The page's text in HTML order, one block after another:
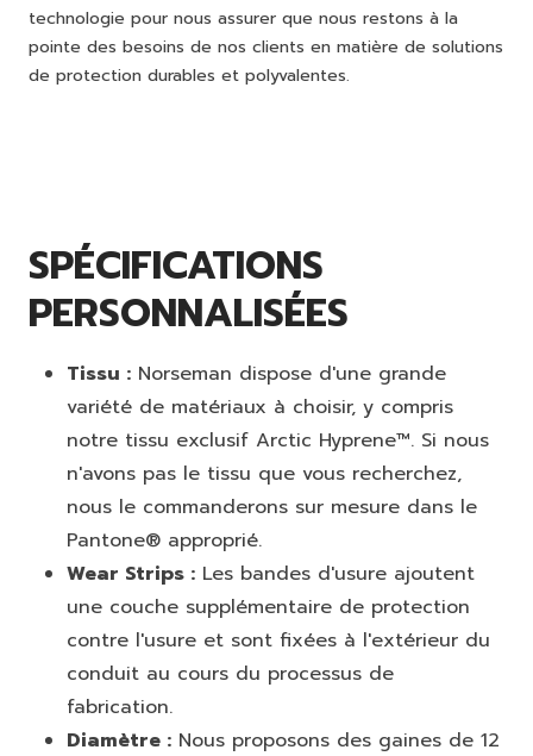
technologie pour nous assurer que nous restons à la
pointe des besoins de nos clients en matière de solutions
de protection durables et polyvalentes.
SPÉCIFICATIONS
PERSONNALISÉES
Tissu : Norseman dispose d'une grande
variété de matériaux à choisir, y compris
notre tissu exclusif Arctic Hyprene™. Si nous
n'avons pas le tissu que vous recherchez,
nous le commanderons sur mesure dans le
Pantone® approprié.
Wear Strips : Les bandes d'usure ajoutent
une couche supplémentaire de protection
contre l'usure et sont fixées à l'extérieur du
conduit au cours du processus de
fabrication.
Diamètre : Nous proposons des gaines de 12